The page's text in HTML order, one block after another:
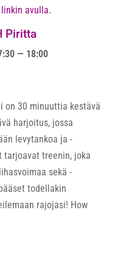
avulla.
Piritta
— 18:00
on 30 minuuttia kestävä
harjoitus, jossa
levytankoa ja -
treenin, joka
sekä -
todellakin
rajojasi! How